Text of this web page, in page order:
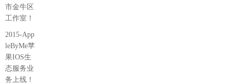
市金牛区
工作室！
2015-App
leByMe苹
果IOS生
态服务业
务上线！